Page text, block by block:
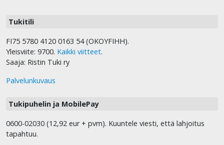
Tukitili
FI75 5780 4120 0163 54 (OKOYFIHH).
Yleisviite: 9700. Kaikki viitteet.
Saaja: Ristin Tuki ry
Palvelunkuvaus
Tukipuhelin ja MobilePay
0600-02030 (12,92 eur + pvm). Kuuntele viesti, että lahjoitus
tapahtuu.